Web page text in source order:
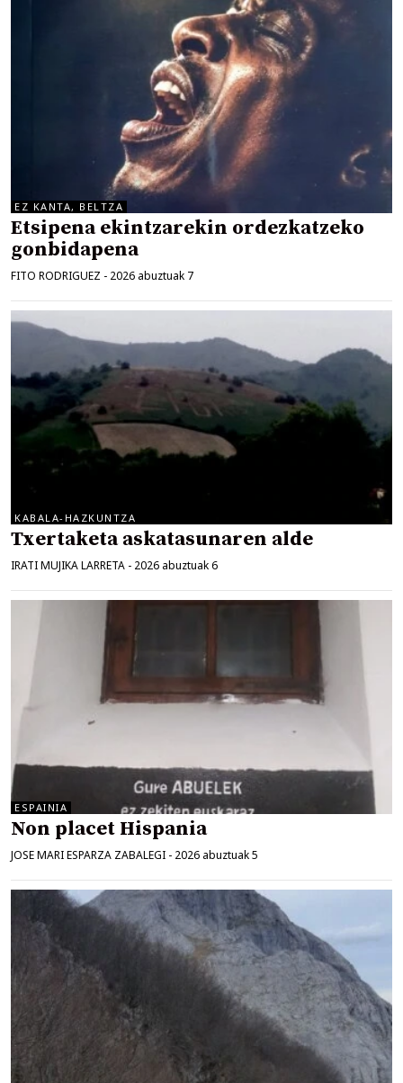
EZ KANTA, BELTZA
Etsipena ekintzarekin ordezkatzeko
gonbidapena
FITO RODRIGUEZ - 2026 abuztuak 7
KABALA-HAZKUNTZA
Txertaketa askatasunaren alde
IRATI MUJIKA LARRETA - 2026 abuztuak 6
ESPAINIA
Non placet Hispania
JOSE MARI ESPARZA ZABALEGI - 2026 abuztuak 5